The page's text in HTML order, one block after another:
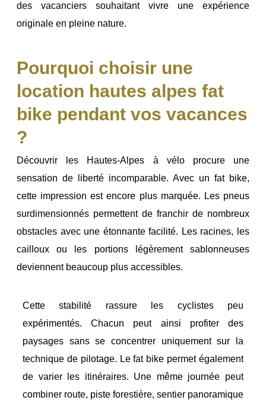
des vacanciers souhaitant vivre une expérience
originale en pleine nature.
Pourquoi choisir une
location hautes alpes fat
bike pendant vos vacances
?
Découvrir les Hautes-Alpes à vélo procure une
sensation de liberté incomparable. Avec un fat bike,
cette impression est encore plus marquée. Les pneus
surdimensionnés permettent de franchir de nombreux
obstacles avec une étonnante facilité. Les racines, les
cailloux ou les portions légèrement sablonneuses
deviennent beaucoup plus accessibles.
Cette stabilité rassure les cyclistes peu
expérimentés. Chacun peut ainsi profiter des
paysages sans se concentrer uniquement sur la
technique de pilotage. Le fat bike permet également
de varier les itinéraires. Une même journée peut
combiner route, piste forestière, sentier panoramique